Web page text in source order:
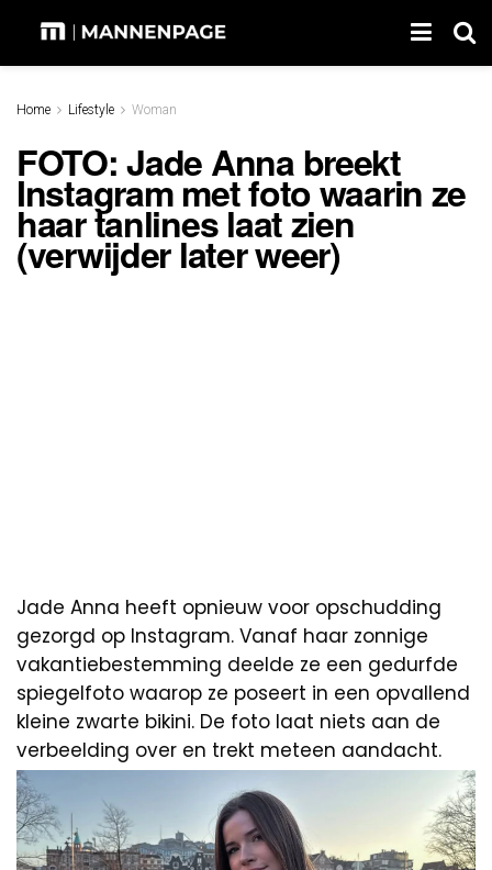
Home Lifestyle Woman
FOTO: Jade Anna breekt
Instagram met foto waarin ze
haar tanlines laat zien
(verwijder later weer)
Jade Anna heeft opnieuw voor opschudding
gezorgd op Instagram. Vanaf haar zonnige
vakantiebestemming deelde ze een gedurfde
spiegelfoto waarop ze poseert in een opvallend
kleine zwarte bikini. De foto laat niets aan de
verbeelding over en trekt meteen aandacht.